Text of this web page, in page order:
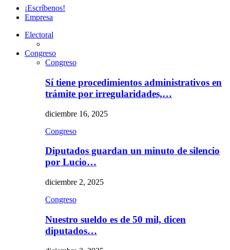
¡Escríbenos!
Empresa
Electoral
Congreso
Congreso
Sí tiene procedimientos administrativos en
trámite por irregularidades,…
diciembre 16, 2025
Congreso
Diputados guardan un minuto de silencio
por Lucio…
diciembre 2, 2025
Congreso
Nuestro sueldo es de 50 mil, dicen
diputados…